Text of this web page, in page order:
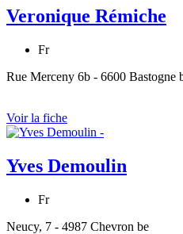
Veronique Rémiche
Fr
Rue Merceny 6b - 6600 Bastogne
Voir la fiche
Yves Demoulin
Fr
Neucy, 7 - 4987 Chevron be